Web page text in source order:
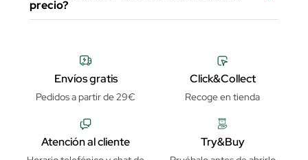
precio?
Envíos gratis
Pedidos a partir de 29€
Click&Collect
Recoge en tienda
Atención al cliente Try&Buy